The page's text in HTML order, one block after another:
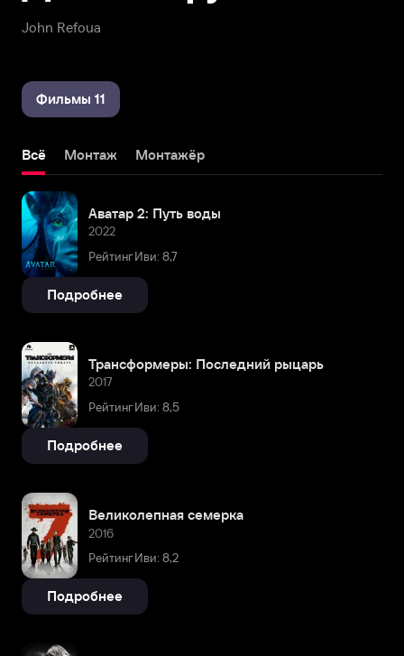
John Refoua
Фильмы 11
Всё Монтаж Монтажёр
Аватар 2: Путь воды
2022
Рейтинг Иви: 8,7
Подробнее
Трансформеры: Последний рыцарь
2017
Рейтинг Иви: 8,5
Подробнее
Великолепная семерка
2016
Рейтинг Иви: 8,2
Подробнее